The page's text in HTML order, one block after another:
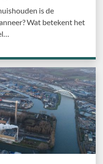
is de
Wat betekent het